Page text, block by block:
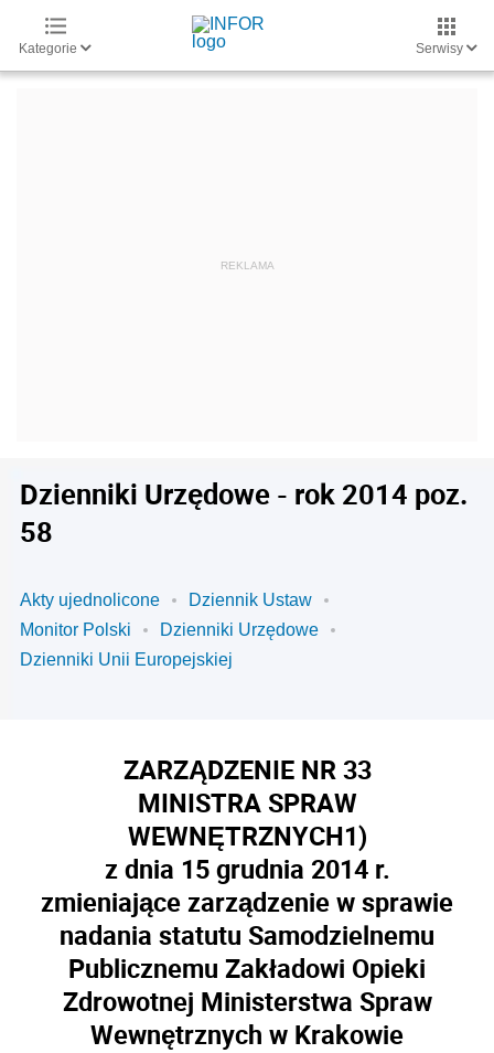
Kategorie Serwisy
Dzienniki Urzędowe - rok 2014 poz.
58
Akty ujednolicone
Dziennik Ustaw
Monitor Polski
Dzienniki Urzędowe
Dzienniki Unii Europejskiej
ZARZĄDZENIE NR 33
MINISTRA SPRAW
WEWNĘTRZNYCH1)
z dnia 15 grudnia 2014 r.
zmieniające zarządzenie w sprawie
nadania statutu Samodzielnemu
Publicznemu Zakładowi Opieki
Zdrowotnej Ministerstwa Spraw
Wewnętrznych w Krakowie